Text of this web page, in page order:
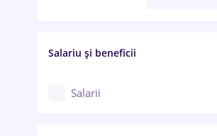
Salariu și beneficii
Salarii